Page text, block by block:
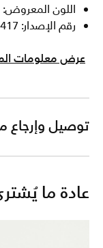
اللون
رقم الإصدار: IU1073-417
عرض معلومات
توصيل وإرجاع
عادة ما